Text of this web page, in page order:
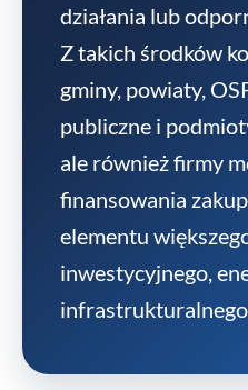
działania lub
Z takich środków
gminy, powiaty,
publiczne i
ale również firmy
finansowania
elementu
inwestycyjnego,
infrastrukturalnego.